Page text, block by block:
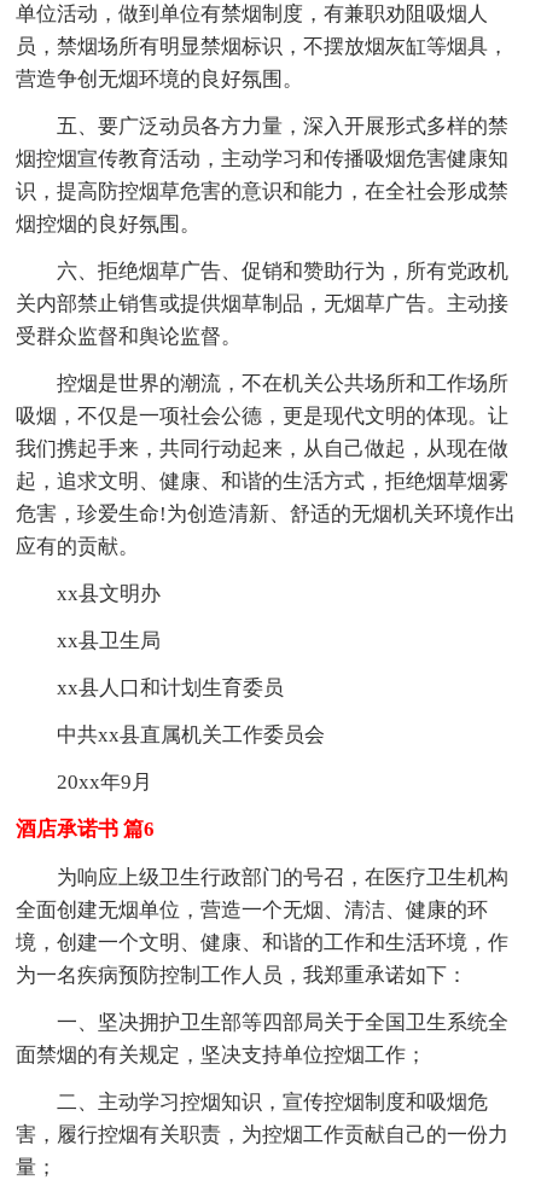
单位活动，做到单位有禁烟制度，有兼职劝阻吸烟人
员，禁烟场所有明显禁烟标识，不摆放烟灰缸等烟具，
营造争创无烟环境的良好氛围。
五、要广泛动员各方力量，深入开展形式多样的禁
烟控烟宣传教育活动，主动学习和传播吸烟危害健康知
识，提高防控烟草危害的意识和能力，在全社会形成禁
烟控烟的良好氛围。
六、拒绝烟草广告、促销和赞助行为，所有党政机
关内部禁止销售或提供烟草制品，无烟草广告。主动接
受群众监督和舆论监督。
控烟是世界的潮流，不在机关公共场所和工作场所
吸烟，不仅是一项社会公德，更是现代文明的体现。让
我们携起手来，共同行动起来，从自己做起，从现在做
起，追求文明、健康、和谐的生活方式，拒绝烟草烟雾
危害，珍爱生命!为创造清新、舒适的无烟机关环境作出
应有的贡献。
xx县文明办
xx县卫生局
xx县人口和计划生育委员
中共xx县直属机关工作委员会
20xx年9月
酒店承诺书 篇6
为响应上级卫生行政部门的号召，在医疗卫生机构
全面创建无烟单位，营造一个无烟、清洁、健康的环
境，创建一个文明、健康、和谐的工作和生活环境，作
为一名疾病预防控制工作人员，我郑重承诺如下：
一、坚决拥护卫生部等四部局关于全国卫生系统全
面禁烟的有关规定，坚决支持单位控烟工作；
二、主动学习控烟知识，宣传控烟制度和吸烟危
害，履行控烟有关职责，为控烟工作贡献自己的一份力
量；